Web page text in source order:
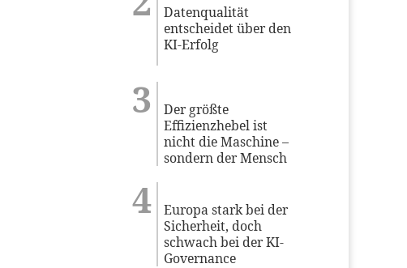
Datenqualität
entscheidet über den
KI-Erfolg
Der größte
Effizienzhebel ist
nicht die Maschine –
sondern der Mensch
Europa stark bei der
Sicherheit, doch
schwach bei der KI-
Governance